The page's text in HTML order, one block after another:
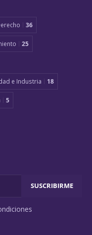
36
25
e Industria 18
5